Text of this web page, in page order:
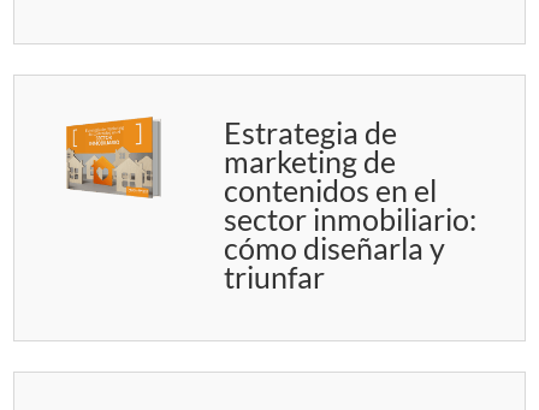
Estrategia de
marketing de
contenidos en el
sector inmobiliario:
cómo diseñarla y
triunfar